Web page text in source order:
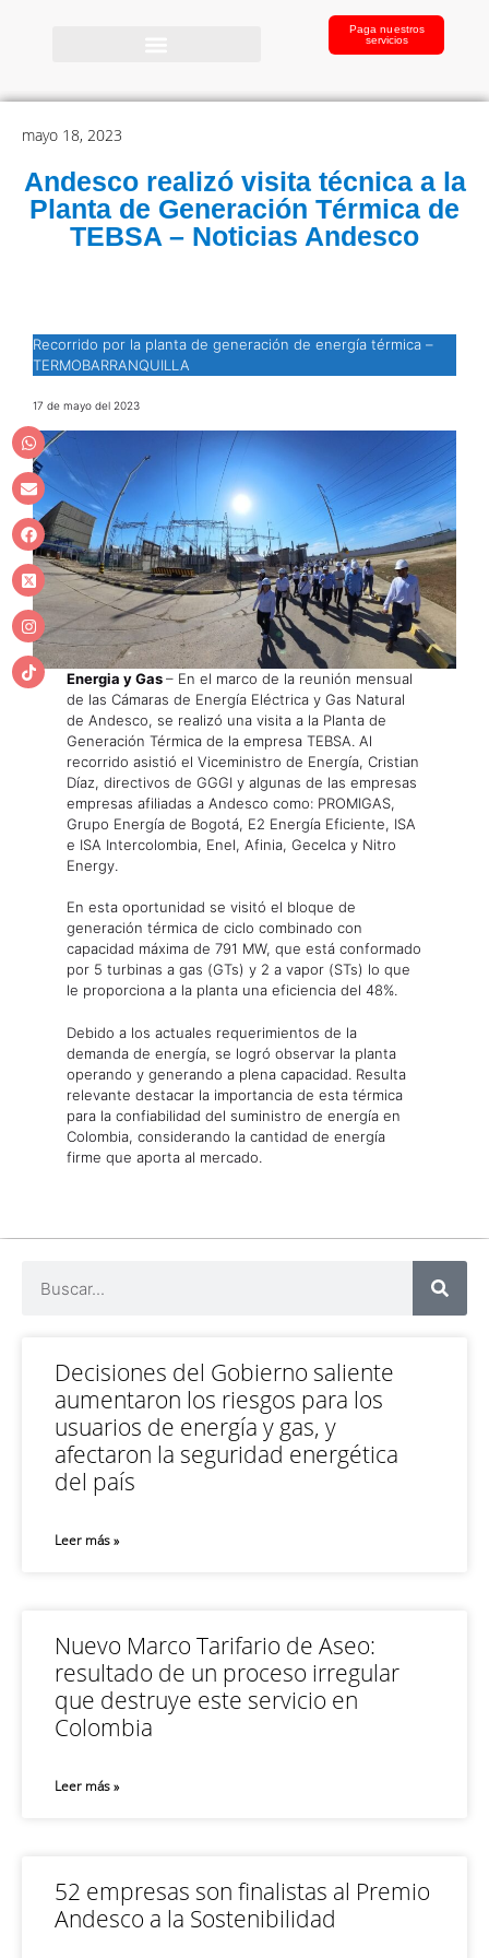
Paga nuestros
servicios
mayo 18, 2023
Andesco realizó visita técnica a la
Planta de Generación Térmica de
TEBSA – Noticias Andesco
Recorrido por la planta de generación de energía térmica –
TERMOBARRANQUILLA
17 de mayo del 2023
Energia y Gas– En el marco de la reunión mensual
de las Cámaras de Energía Eléctrica y Gas Natural
de Andesco, se realizó una visita a la Planta de
Generación Térmica de la empresa TEBSA. Al
recorrido asistió el Viceministro de Energía, Cristian
Díaz, directivos de GGGI y algunas de las empresas
empresas afiliadas a Andesco como: PROMIGAS,
Grupo Energía de Bogotá, E2 Energía Eficiente, ISA
e ISA Intercolombia, Enel, Afinia, Gecelca y Nitro
Energy.
En esta oportunidad se visitó el bloque de
generación térmica de ciclo combinado con
capacidad máxima de 791 MW, que está conformado
por 5 turbinas a gas (GTs) y 2 a vapor (STs) lo que
le proporciona a la planta una eficiencia del 48%.
Debido a los actuales requerimientos de la
demanda de energía, se logró observar la planta
operando y generando a plena capacidad. Resulta
relevante destacar la importancia de esta térmica
para la confiabilidad del suministro de energía en
Colombia, considerando la cantidad de energía
firme que aporta al mercado.
Decisiones del Gobierno saliente
aumentaron los riesgos para los
usuarios de energía y gas, y
afectaron la seguridad energética
del país
Leer más »
Nuevo Marco Tarifario de Aseo:
resultado de un proceso irregular
que destruye este servicio en
Colombia
Leer más »
52 empresas son finalistas al Premio
Andesco a la Sostenibilidad